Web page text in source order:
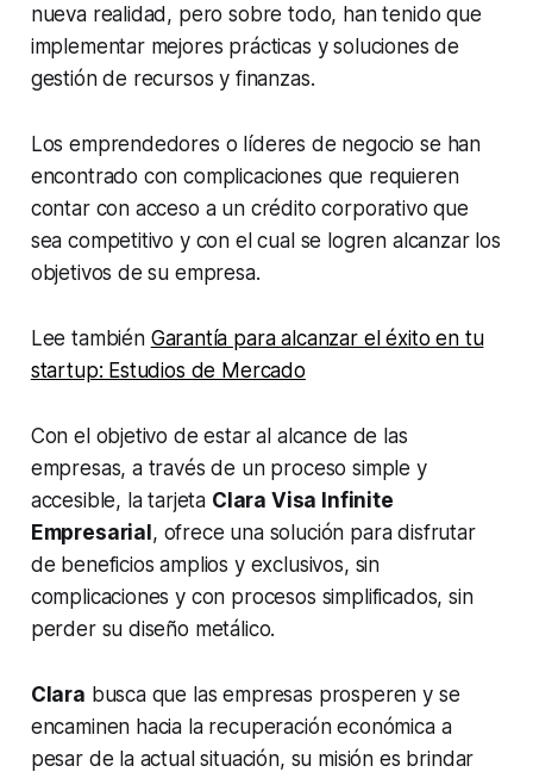
nueva realidad, pero sobre todo, han tenido que
implementar mejores prácticas y soluciones de
gestión de recursos y finanzas.
Los emprendedores o líderes de negocio se han
encontrado con complicaciones que requieren
contar con acceso a un crédito corporativo que
sea competitivo y con el cual se logren alcanzar los
objetivos de su empresa.
Lee también Garantía para alcanzar el éxito en tu
startup: Estudios de Mercado
Con el objetivo de estar al alcance de las
empresas, a través de un proceso simple y
accesible, la tarjeta Clara Visa Infinite
Empresarial, ofrece una solución para disfrutar
de beneficios amplios y exclusivos, sin
complicaciones y con procesos simplificados, sin
perder su diseño metálico.
Clara busca que las empresas prosperen y se
encaminen hacia la recuperación económica a
pesar de la actual situación, su misión es brindar